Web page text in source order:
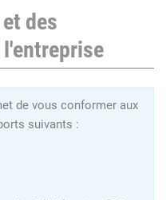
des
de vous conformer aux
suivants :